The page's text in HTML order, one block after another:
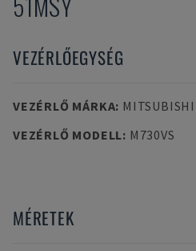
VEZÉRLŐEGYSÉG
VEZÉRLŐ MÁRKA: MITSUBISHI
VEZÉRLŐ MODELL: M730VS
MÉRETEK